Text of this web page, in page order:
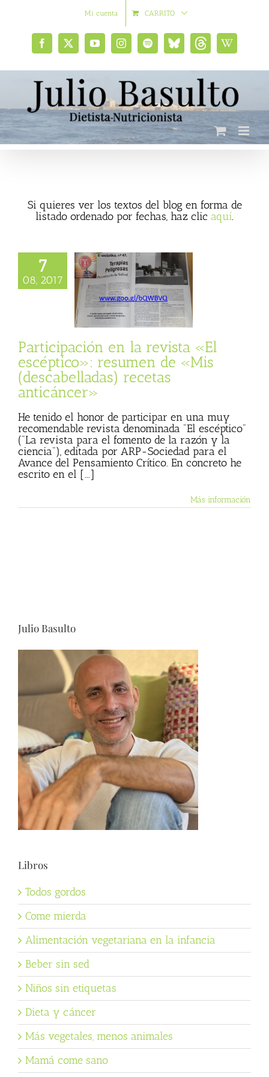
Mi cuenta CARRITO
Facebook
X YouTubeInstagramSpotifyBluesky
social
ThreadsWikipedia
Si quieres ver los textos del blog en forma de
listado ordenado por fechas, haz clic aquí.
7
08, 2017
en la revista
resumen
(descabelladas)
BasultoParticipación en la revista «El
escéptico»: resumen de «Mis
(descabelladas) recetas
anticáncer»
He tenido el honor de participar en una muy
recomendable revista denominada "El escéptico"
("La revista para el fomento de la razón y la
ciencia"), editada por ARP-Sociedad para el
Avance del Pensamiento Crítico. En concreto he
escrito en el [...]
Más información
Julio Basulto
Libros
Todos gordos
Come mierda
Alimentación vegetariana en la infancia
Beber sin sed
Niños sin etiquetas
Dieta y cáncer
Más vegetales, menos animales
Mamá come sano